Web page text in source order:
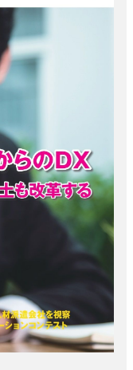
ネス・多彩な商材～
年鑑
お問い